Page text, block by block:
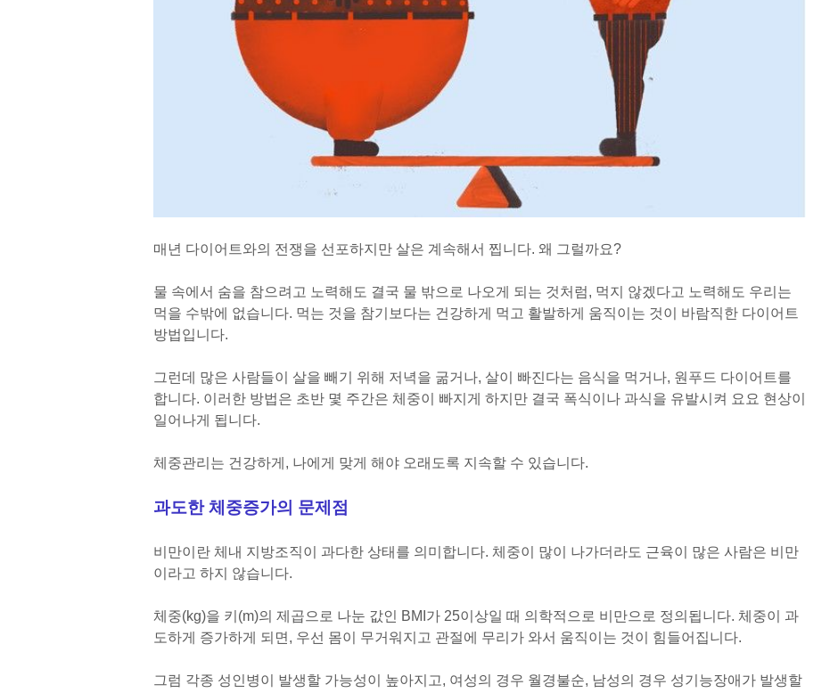
매년 다이어트와의 전쟁을 선포하지만 살은 계속해서 찝니다. 왜 그럴까요?
물 속에서 숨을 참으려고 노력해도 결국 물 밖으로 나오게 되는 것처럼, 먹지 않겠다고 노력해도 우리는
먹을 수밖에 없습니다. 먹는 것을 참기보다는 건강하게 먹고 활발하게 움직이는 것이 바람직한 다이어트
방법입니다.
그런데 많은 사람들이 살을 빼기 위해 저녁을 굶거나, 살이 빠진다는 음식을 먹거나, 원푸드 다이어트를
합니다. 이러한 방법은 초반 몇 주간은 체중이 빠지게 하지만 결국 폭식이나 과식을 유발시켜 요요 현상이
일어나게 됩니다.
체중관리는 건강하게, 나에게 맞게 해야 오래도록 지속할 수 있습니다.
과도한 체중증가의 문제점
비만이란 체내 지방조직이 과다한 상태를 의미합니다. 체중이 많이 나가더라도 근육이 많은 사람은 비만
이라고 하지 않습니다.
체중(kg)을 키(m)의 제곱으로 나눈 값인 BMI가 25이상일 때 의학적으로 비만으로 정의됩니다. 체중이 과
도하게 증가하게 되면, 우선 몸이 무거워지고 관절에 무리가 와서 움직이는 것이 힘들어집니다.
그럼 각종 성인병이 발생할 가능성이 높아지고, 여성의 경우 월경불순, 남성의 경우 성기능장애가 발생할